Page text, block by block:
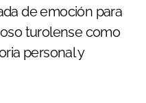
de emoción para
turolense como
personal y